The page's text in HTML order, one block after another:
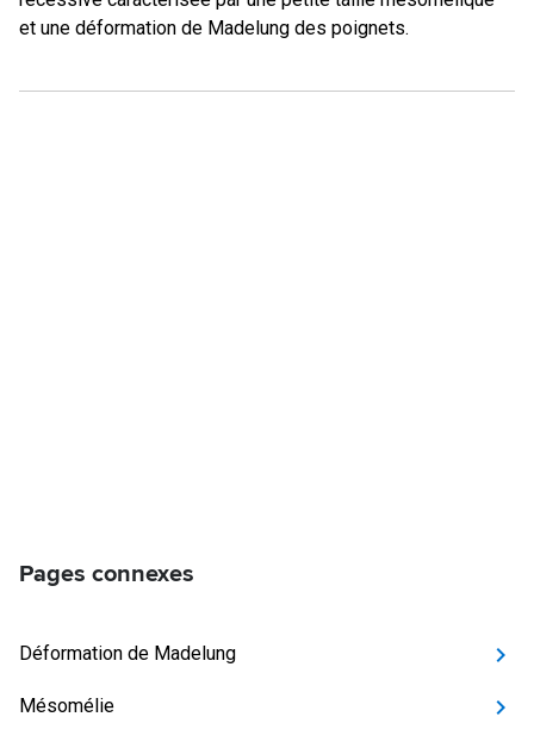
et une déformation de Madelung des poignets.
Pages connexes
Déformation de Madelung
Mésomélie